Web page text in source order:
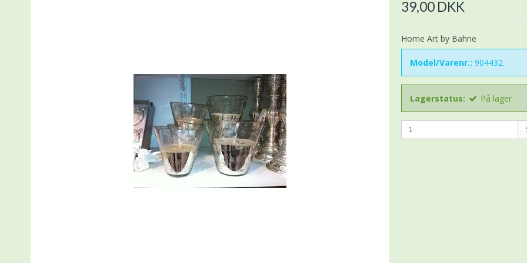
39,00 DKK
Home Art by Bahne
Model/Varenr.: 904432
Lagerstatus: På lager